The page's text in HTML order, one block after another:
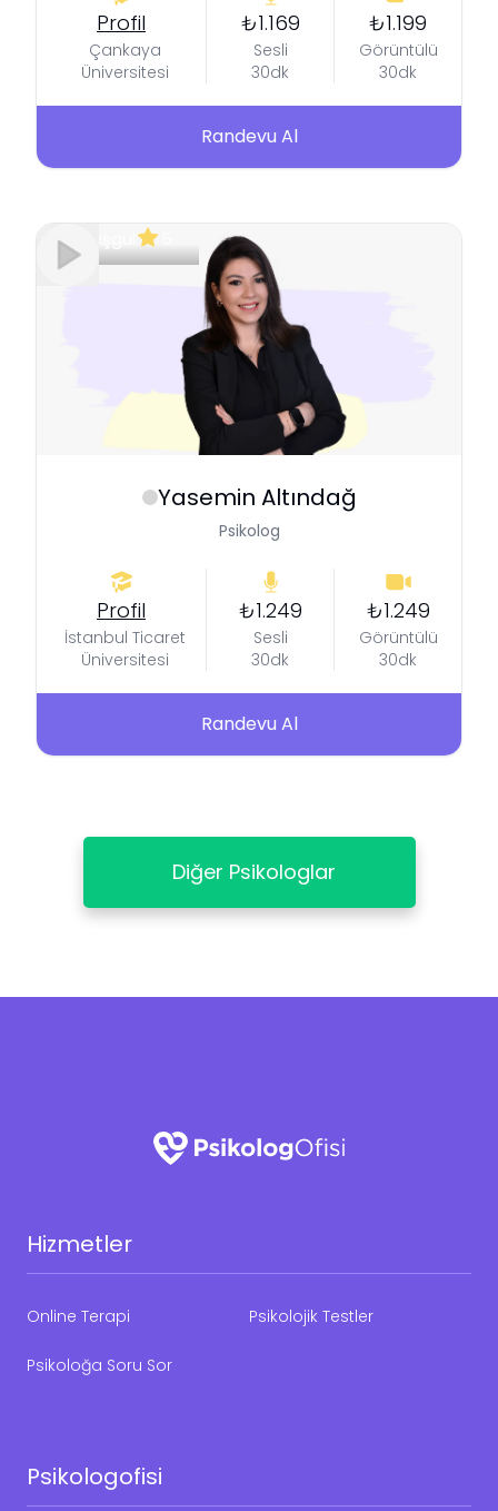
Profil
Çankaya
Üniversitesi
₺1.169
Sesli
30dk
₺1.199
Görüntülü
30dk
Randevu Al
Yasemin Altındağ
Psikolog
Profil
İstanbul Ticaret
Üniversitesi
₺1.249
Sesli
30dk
₺1.249
Görüntülü
30dk
Randevu Al
Diğer Psikologlar
Hizmetler
Online Terapi Psikolojik Testler
Psikoloğa Soru Sor
Psikologofisi